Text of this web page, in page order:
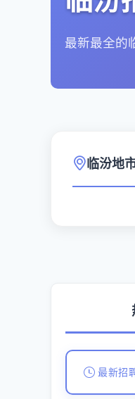
最新最全的
临汾地
最新招